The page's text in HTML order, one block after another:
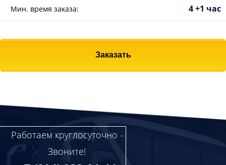
Мин. время заказа: 4 +1 час
Заказать
Работаем круглосуточно -
Звоните!